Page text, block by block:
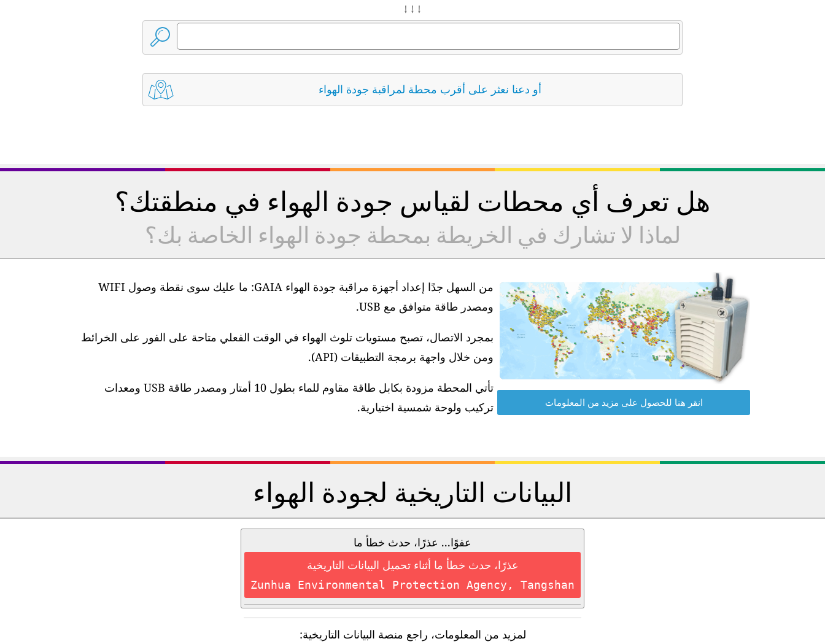
↓ ↓ ↓
أو دعنا نعثر على أقرب محطة لمراقبة جودة الهواء
هل تعرف أي محطات لقياس جودة الهواء في منطقتك؟
لماذا لا تشارك في الخريطة بمحطة جودة الهواء الخاصة بك؟
من السهل جدًا إعداد أجهزة مراقبة جودة الهواء GAIA: ما عليك سوى نقطة وصول WIFI
ومصدر طاقة متوافق مع USB.
بمجرد الاتصال، تصبح مستويات تلوث الهواء في الوقت الفعلي متاحة على الفور على الخرائط
ومن خلال واجهة برمجة التطبيقات (API).
تأتي المحطة مزودة بكابل طاقة مقاوم للماء بطول 10 أمتار ومصدر طاقة USB ومعدات
تركيب ولوحة شمسية اختيارية.
انقر هنا للحصول على مزيد من المعلومات
البيانات التاريخية لجودة الهواء
عفوًا... عذرًا، حدث خطأ ما
عذرًا، حدث خطأ ما أثناء تحميل البيانات التاريخية
Zunhua Environmental Protection Agency, Tangshan
لمزيد من المعلومات، راجع منصة البيانات التاريخية: